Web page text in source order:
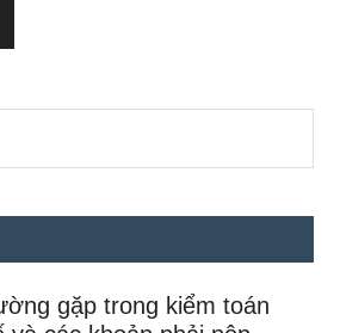
gặp trong kiểm toán